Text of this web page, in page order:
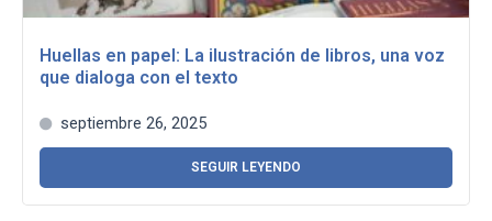
Huellas en papel: La ilustración de libros, una voz
que dialoga con el texto
septiembre 26, 2025
SEGUIR LEYENDO